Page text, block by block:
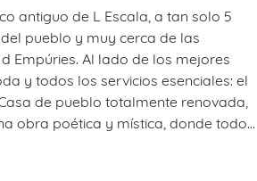
antiguo de L Escala, a tan solo 5
pueblo y muy cerca de las
Empúries. Al lado de los mejores
y todos los servicios esenciales: el
de pueblo totalmente renovada,
obra poética y mística, donde todo